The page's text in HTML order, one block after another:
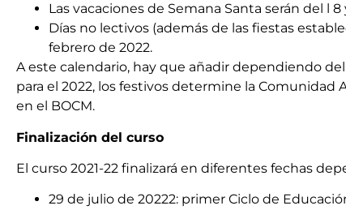
Las vacaciones de Semana Santa serán del l
Días no lectivos (además de las fiestas
febrero de 2022.
A este calendario, hay que añadir dependiendo
para el 2022, los festivos determine la
en el BOCM.
Finalización del curso
El curso 2021-22 finalizará en diferentes fechas
29 de julio de 20222: primer Ciclo de